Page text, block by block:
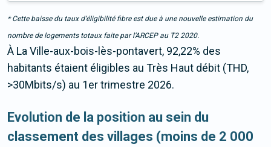
* Cette baisse du taux d’éligibilité fibre est due à une nouvelle estimation du
nombre de logements totaux faite par l’ARCEP au T2 2020.
À La Ville-aux-bois-lès-pontavert, 92,22% des
habitants étaient éligibles au Très Haut débit (THD,
>30Mbits/s) au 1er trimestre 2026.
Evolution de la position au sein du
classement des villages (moins de 2 000